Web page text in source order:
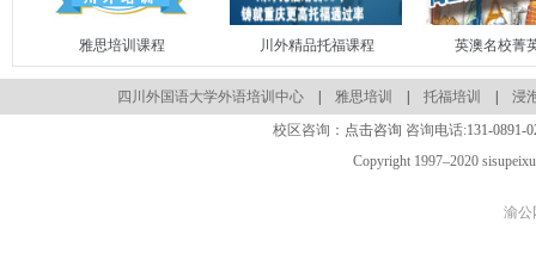
雅思培训课程 川外精品托福课程 英澳名校菁
四川外国语大学外语培训中心 雅思培训 托福培训
浸
校区咨询： 点击咨询 咨询电话:131-0891-
Copyright 1997–2020
渝公